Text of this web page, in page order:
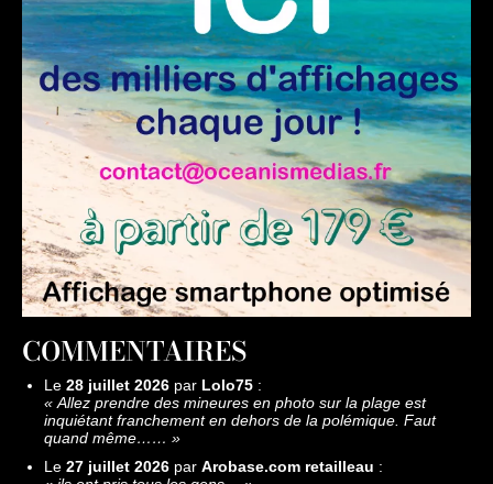
COMMENTAIRES
Le 28 juillet 2026 par Lolo75 :
« Allez prendre des mineures en photo sur la plage est
inquiétant franchement en dehors de la polémique. Faut
quand même…… »
Le 27 juillet 2026 par Arobase.com retailleau :